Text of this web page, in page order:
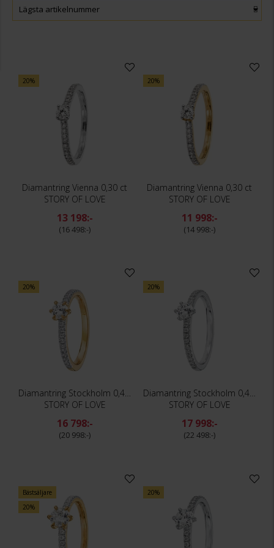
Lägsta artikelnummer
20%
Diamantring Vienna 0,30 ct
STORY OF LOVE
13 198:-
16 498:-
20%
Diamantring Vienna 0,30 ct
STORY OF LOVE
11 998:-
14 998:-
20%
Diamantring Stockholm 0,45 ct
STORY OF LOVE
16 798:-
20 998:-
20%
Diamantring Stockholm 0,45 ct
STORY OF LOVE
17 998:-
22 498:-
Bästsäljare
20%
20%